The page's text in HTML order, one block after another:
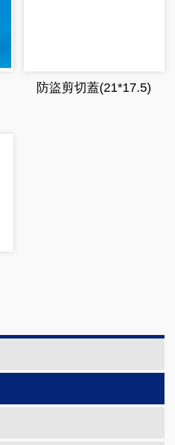
防盜剪切蓋(21*17.5)